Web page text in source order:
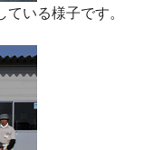
いる様子です。